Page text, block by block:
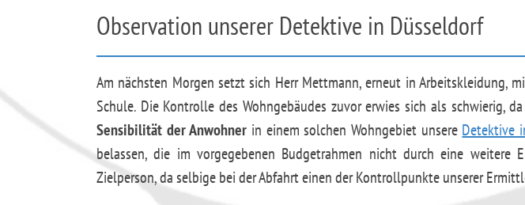
Observation unserer Detektive in Düsseldorf
Am nächsten Morgen setzt sich Herr Mettmann, erneut in Arbeitskleidung,
Schule. Die Kontrolle des Wohngebäudes zuvor erwies sich als schwierig,
Sensibilität der Anwohner in einem solchen Wohngebiet unsere Detektive
belassen, die im vorgegebenen Budgetrahmen nicht durch eine
Zielperson, da selbige bei der Abfahrt einen der Kontrollpunkte unserer